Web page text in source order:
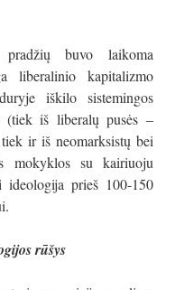
buvo laikoma
liberalinio kapitalizmo
iškilo sistemingos
iš liberalų pusės –
ir iš neomarksistų bei
mokyklos su kairiuoju
prieš 100-150
rūšys